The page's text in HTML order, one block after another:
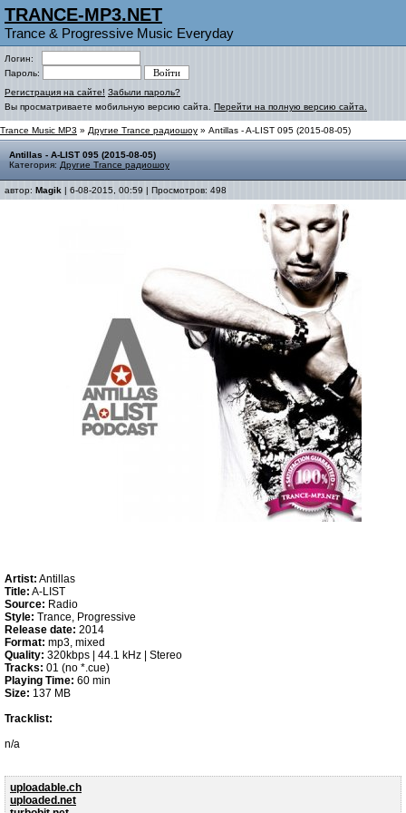
TRANCE-MP3.NET
Trance & Progressive Music Everyday
Логин:
Пароль:
Регистрация на сайте! Забыли пароль?
Вы просматриваете мобильную версию сайта. Перейти на полную версию сайта.
Trance Music MP3 » Другие Trance радиошоу » Antillas - A-LIST 095 (2015-08-05)
Antillas - A-LIST 095 (2015-08-05)
Категория: Другие Trance радиошоу
автор: Magik | 6-08-2015, 00:59 | Просмотров: 498
Artist: Antillas
Title: A-LIST
Source: Radio
Style: Trance, Progressive
Release date: 2014
Format: mp3, mixed
Quality: 320kbps | 44.1 kHz | Stereo
Tracks: 01 (no *.cue)
Playing Time: 60 min
Size: 137 MB
Tracklist:
n/a
uploadable.ch
uploaded.net